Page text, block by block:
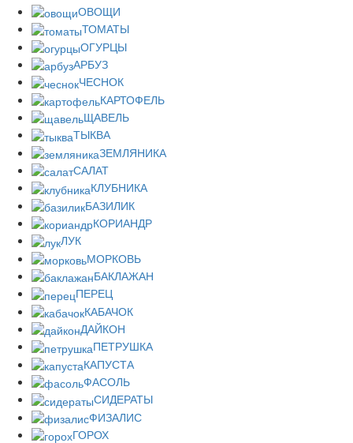
ОВОЩИ
ТОМАТЫ
ОГУРЦЫ
АРБУЗ
ЧЕСНОК
КАРТОФЕЛЬ
ЩАВЕЛЬ
ТЫКВА
ЗЕМЛЯНИКА
САЛАТ
КЛУБНИКА
БАЗИЛИК
КОРИАНДР
ЛУК
МОРКОВЬ
БАКЛАЖАН
ПЕРЕЦ
КАБАЧОК
ДАЙКОН
ПЕТРУШКА
КАПУСТА
ФАСОЛЬ
СИДЕРАТЫ
ФИЗАЛИС
ГОРОХ